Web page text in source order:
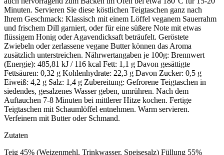
Minuten. Servieren Sie diese köstlichen Teigtaschen ganz nach
Ihrem Geschmack: Klassisch mit einem Löffel veganem Sauerrahm
und frischem Dill garniert, oder für eine süßere Note mit etwas
flüssigem Honig oder Agavendicksaft beträufelt. Geröstete
Zwiebeln oder zerlassene vegane Butter können das Aroma
zusätzlich unterstreichen. Nährwertangaben je 100g: Brennwert
(Energie): 485,81 kJ / 116 kcal Fett: 1,1 g Davon gesättigte
Fettsäuren: 0,32 g Kohlenhydrate: 22,3 g Davon Zucker: 0,5 g
Eiweiß: 4,2 g Salz: 1,4 g Zubereitung: Gefrorene Teigtaschen in
siedendes, gesalzenes Wasser geben, umrühren. Nach dem
Auftauchen 7-8 Minuten bei mittlerer Hitze kochen. Fertige
Teigtaschen mit Schaumlöffel entnehmen. Warm servieren.
Verfeinern mit Butter oder Schmand.
Zutaten
Teig 45% (Weizenmehl, Trinkwasser, Speisesalz) Füllung 55%